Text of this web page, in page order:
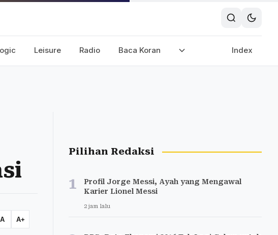
Leisure Radio Baca Koran Index
A A+
Pilihan Redaksi
1
Profil Jorge Messi, Ayah yang Mengawal
Karier Lionel Messi
2 jam lalu